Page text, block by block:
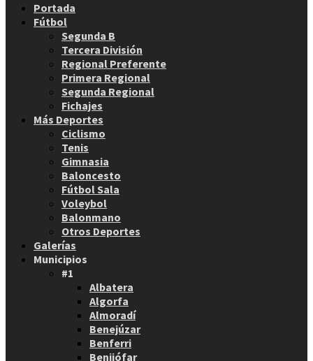
Portada
Fútbol
Segunda B
Tercera División
Regional Preferente
Primera Regional
Segunda Regional
Fichajes
Más Deportes
Ciclismo
Tenis
Gimnasia
Baloncesto
Fútbol Sala
Voleybol
Balonmano
Otros Deportes
Galerías
Municipios
#1
Albatera
Algorfa
Almoradí
Benejúzar
Benferri
Benijófar